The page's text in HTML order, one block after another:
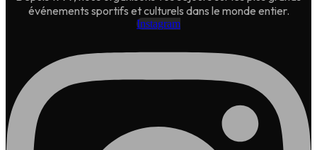
événements sportifs et culturels dans le monde entier.
Instagram